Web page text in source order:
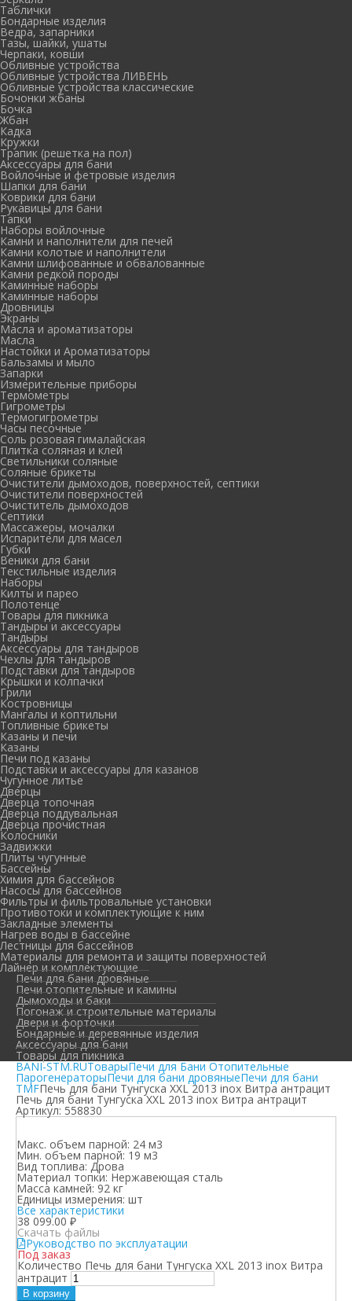
Таблички
Бондарные изделия
Ведра, запарники
Тазы, шайки, ушаты
Черпаки, ковши
Обливные устройства
Обливные устройства ЛИВЕНЬ
Обливные устройства классические
Бочонки жбаны
Бочка
Жбан
Кадка
Кружки
Трапик (решетка на пол)
Аксессуары для бани
Войлочные и фетровые изделия
Шапки для бани
Коврики для бани
Рукавицы для бани
Тапки
Наборы войлочные
Камни и наполнители для печей
Камни колотые и наполнители
Камни шлифованные и обвалованные
Камни редкой породы
Каминные наборы
Каминные наборы
Дровницы
Экраны
Масла и ароматизаторы
Масла
Настойки и Ароматизаторы
Бальзамы и мыло
Запарки
Измерительные приборы
Термометры
Гигрометры
Термогигрометры
Часы песочные
Соль розовая гималайская
Плитка соляная и клей
Светильники соляные
Соляные брикеты
Очистители дымоходов, поверхностей, септики
Очистители поверхностей
Очиститель дымоходов
Септики
Массажеры, мочалки
Испарители для масел
Губки
Веники для бани
Текстильные изделия
Наборы
Килты и парео
Полотенце
Товары для пикника
Тандыры и аксессуары
Тандыры
Аксессуары для тандыров
Чехлы для тандыров
Подставки для тандыров
Крышки и колпачки
Грили
Костровницы
Мангалы и коптильни
Топливные брикеты
Казаны и печи
Казаны
Печи под казаны
Подставки и аксессуары для казанов
Чугунное литье
Дверцы
Дверца топочная
Дверца поддувальная
Дверца прочистная
Колосники
Задвижки
Плиты чугунные
Бассейны
Химия для бассейнов
Насосы для бассейнов
Фильтры и фильтровальные установки
Противотоки и комплектующие к ним
Закладные элементы
Нагрев воды в бассейне
Лестницы для бассейнов
Материалы для ремонта и защиты поверхностей
Лайнер и комплектующие
Печи для бани дровяные
Печи отопительные и камины
Дымоходы и баки
Погонаж и строительные материалы
Двери и форточки
Бондарные и деревянные изделия
Аксессуары для бани
Товары для пикника
BANI-STM.RUТоварыПечи для Бани Отопительные
ПарогенераторыПечи для бани дровяныеПечи для бани
TMFПечь для бани Тунгуска XXL 2013 inox Витра антрацит
Печь для бани Тунгуска XXL 2013 inox Витра антрацит
Артикул: 558830
Макс. объем парной: 24 м3
Мин. объем парной: 19 м3
Вид топлива: Дрова
Материал топки: Нержавеющая сталь
Масса камней: 92 кг
Единицы измерения: шт
Все характеристики
38 099.00 ₽
Скачать файлы
Руководство по эксплуатации
Под заказ
Количество Печь для бани Тунгуска XXL 2013 inox Витра
антрацит
В корзину